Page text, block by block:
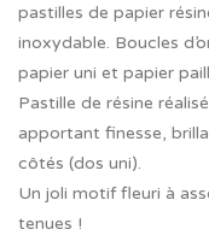
pastilles de papier
inoxydable. Boucles
papier uni et papier
Pastille de résine
apportant finesse,
côtés (dos uni).
Un joli motif fleuri à
tenues !